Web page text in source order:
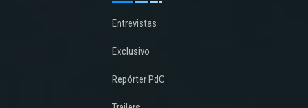
Entrevistas
Exclusivo
Repórter PdC